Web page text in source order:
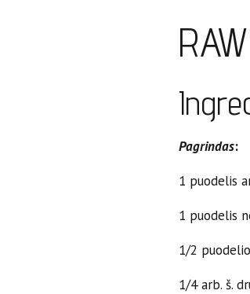
Pagrindas:
1 puodelis
1 puodelis
1/2
1/4 arb. š.